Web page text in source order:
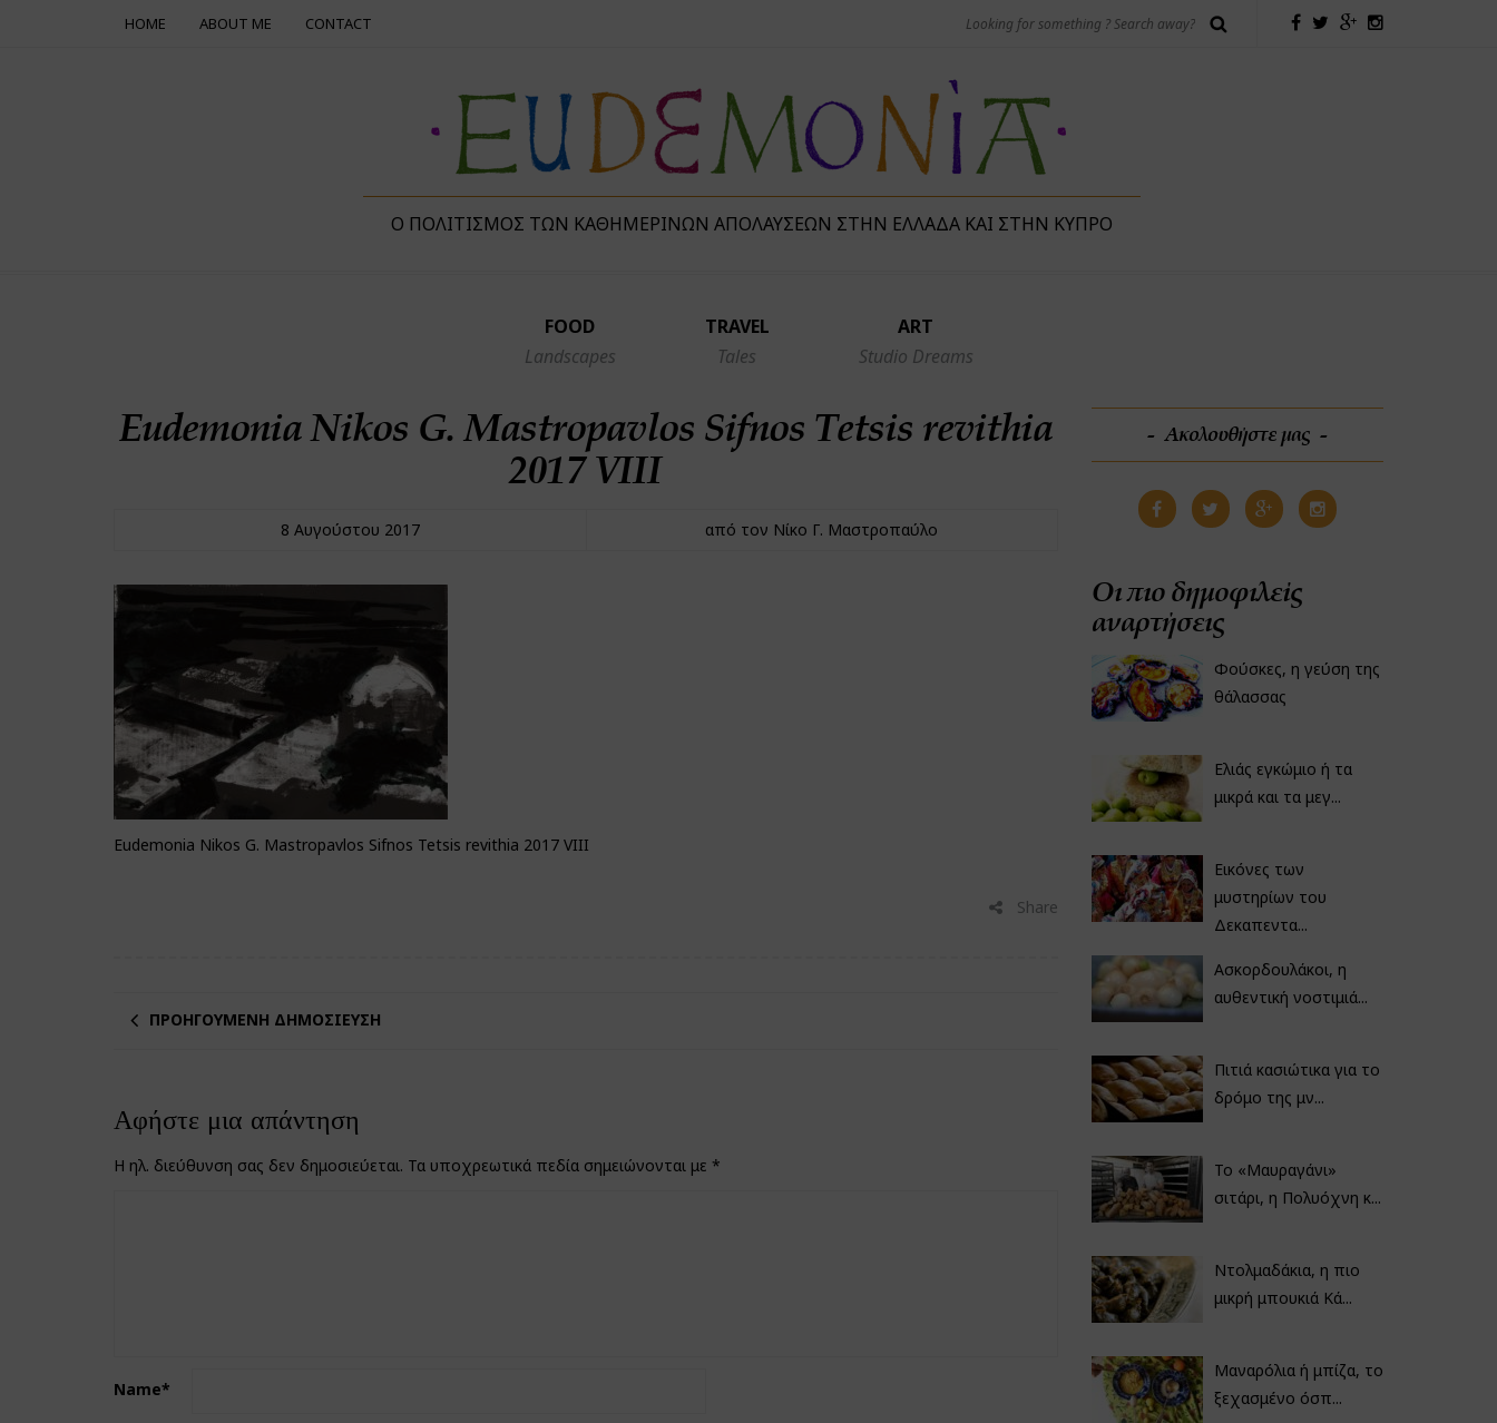
HOME ABOUT ME CONTACT
Ο ΠΟΛΙΤΙΣΜΌΣ ΤΩΝ ΚΑΘΗΜΕΡΙΝΏΝ ΑΠΟΛΑΎΣΕΩΝ ΣΤΗΝ ΕΛΛΆΔΑ ΚΑΙ ΣΤΗΝ ΚΎΠΡΟ
FOOD
Landscapes
TRAVEL
Tales
ART
Studio Dreams
Eudemonia Nikos G. Mastropavlos Sifnos Tetsis revithia
2017 VIII
8 Αυγούστου 2017 από τον Νίκο Γ. Μαστροπαύλο
Eudemonia Nikos G. Mastropavlos Sifnos Tetsis revithia 2017 VIII
Share
ΠΡΟΗΓΟΎΜΕΝΗ ΔΗΜΟΣΊΕΥΣΗ
Αφήστε μια απάντηση
Η ηλ. διεύθυνση σας δεν δημοσιεύεται. Τα υποχρεωτικά πεδία σημειώνονται με *
Name*
Ακολουθήστε μας
Οι πιο δημοφιλείς
αναρτήσεις
Φούσκες, η γεύση της
θάλασσας
Ελιάς εγκώμιο ή τα
μικρά και τα μεγ...
Εικόνες των
μυστηρίων του
Δεκαπεντα...
Ασκορδουλάκοι, η
αυθεντική νοστιμιά...
Πιτιά κασιώτικα για το
δρόμο της μν...
Το «Μαυραγάνι»
σιτάρι, η Πολυόχνη κ...
Ντολμαδάκια, η πιο
μικρή μπουκιά Κά...
Μαναρόλια ή μπίζα, το
ξεχασμένο όσπ...